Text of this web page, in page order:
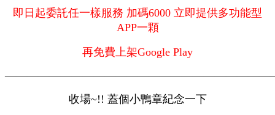
即日起委託任一樣服務 加碼6000 立即提供多功能型
APP一顆
再免費上架Google Play
收場~!! 蓋個小鴨章紀念一下